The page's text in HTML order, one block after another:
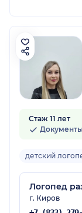
Стаж 11 лет
детский
Логопед
г. Киров